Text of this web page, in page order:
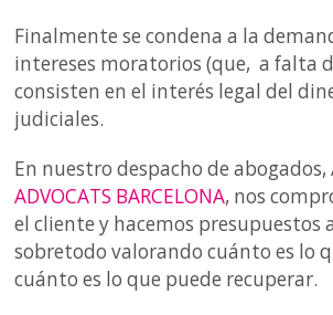
Finalmente se condena a la
intereses moratorios (que, a falta
consisten en el interés legal del
judiciales.
En nuestro despacho de abogados,
ADVOCATS BARCELONA, nos
el cliente y hacemos presupuestos
sobretodo valorando cuánto es lo
cuánto es lo que puede recuperar.